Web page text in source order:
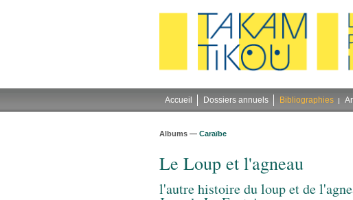
Accueil Dossiers annuels Bibliographies
Albums — Caraïbe
Le Loup et l'agneau
l'autre histoire du loup et de